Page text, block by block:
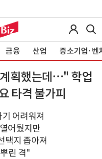
금융 산업 중소기업·벤
획했는데…" 학업
타격 불가피
어려워져
어뒀지만
택지 좁아져
린 격"